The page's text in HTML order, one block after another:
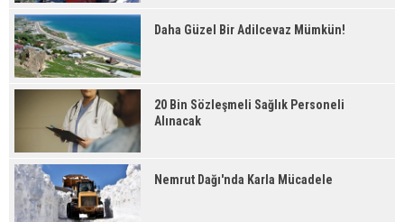
Daha Güzel Bir Adilcevaz Mümkün!
20 Bin Sözleşmeli Sağlık Personeli
Alınacak
Nemrut Dağı'nda Karla Mücadele